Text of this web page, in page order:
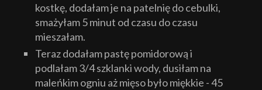
kostkę, dodałam je na patelnię do cebulki,
smażyłam 5 minut od czasu do czasu
mieszałam.
Teraz dodałam pastę pomidorową i
podlałam 3/4 szklanki wody, dusiłam na
maleńkim ogniu aż mięso było miękkie - 45